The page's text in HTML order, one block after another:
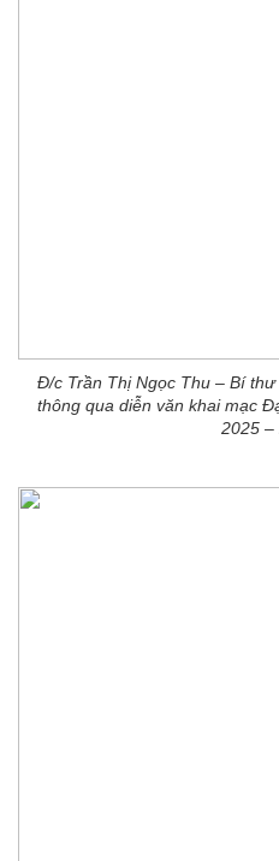
Đ/c Trần Thị Ngọc Thu – Bí
thông qua diễn văn khai mạc
2025 –